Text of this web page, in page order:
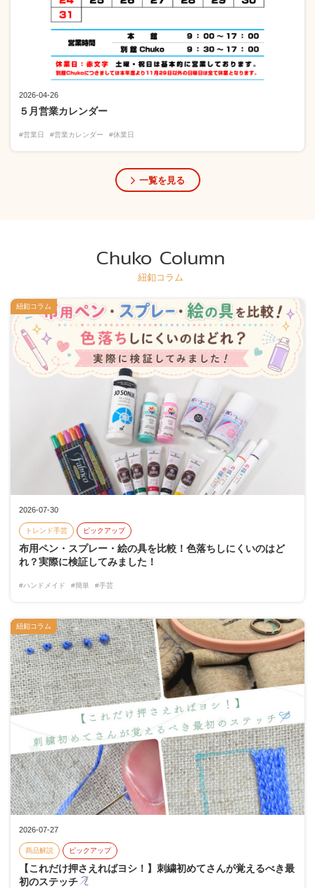
2026-04-26
５月営業カレンダー
#営業日 #営業カレンダー #休業日
一覧を見る
Chuko Column
紐釦コラム
2026-07-30
トレンド手芸 ピックアップ
布用ペン・スプレー・絵の具を比較！色落ちしにくいのはど
れ？実際に検証してみました！
#ハンドメイド #簡単 #手芸
紐釦コラム
2026-07-27
商品解説 ピックアップ
【これだけ押さえればヨシ！】刺繍初めてさんが覚えるべき最
初のステッチ
紐釦コラム